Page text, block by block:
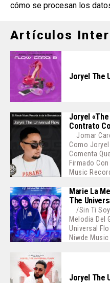
cómo se procesan los
Artículos
Joryel The
Joryel
Contrato
Jomar
Como Joryel
Comenta
Firmado
Music
Marie La
The
/Sin Ti
Melodia Del
Universal
Niwde Music
Joryel The